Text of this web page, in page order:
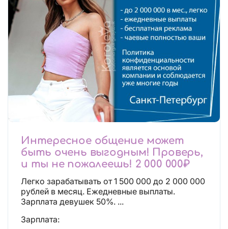
Интересное общение может
быть очень выгодным! Проверь,
и ты не пожалеешь! 2 000 000₽
Легко зарабатывать от 1 500 000 до 2 000 000
рублей в месяц. Ежедневные выплаты.
Зарплата девушек 50%. ...
Зарплата: